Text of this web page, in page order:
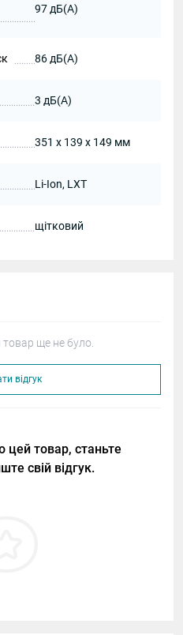
97 дБ(А)
86 дБ(А)
3 дБ(А)
351 x 139 x 149 мм
Li-Ion, LXT
щітковий
товар ще не було.
відгук
цей товар, станьте
свій відгук.